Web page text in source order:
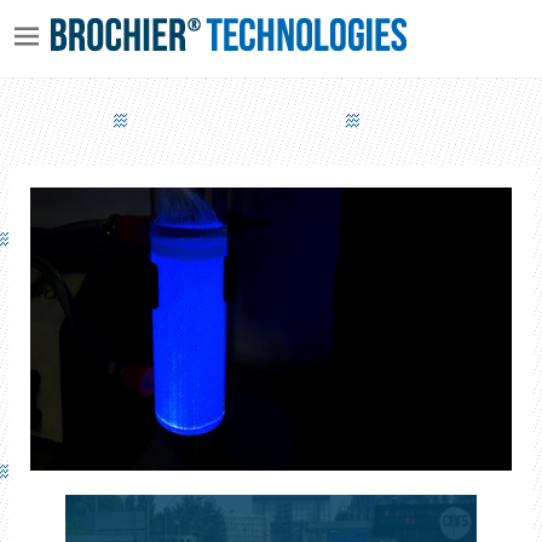
AQUAPHOTEX - TRAITEMENT DE L’EAU PAR